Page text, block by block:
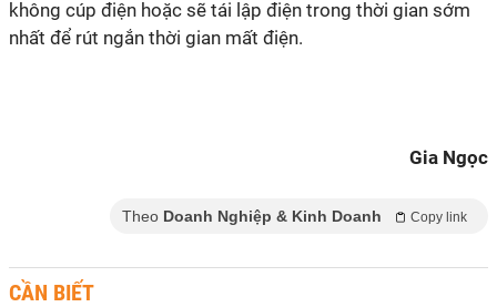
không cúp điện hoặc sẽ tái lập điện trong thời gian sớm
nhất để rút ngắn thời gian mất điện.
Gia Ngọc
Theo Doanh Nghiệp & Kinh Doanh Copy link
CẦN BIẾT